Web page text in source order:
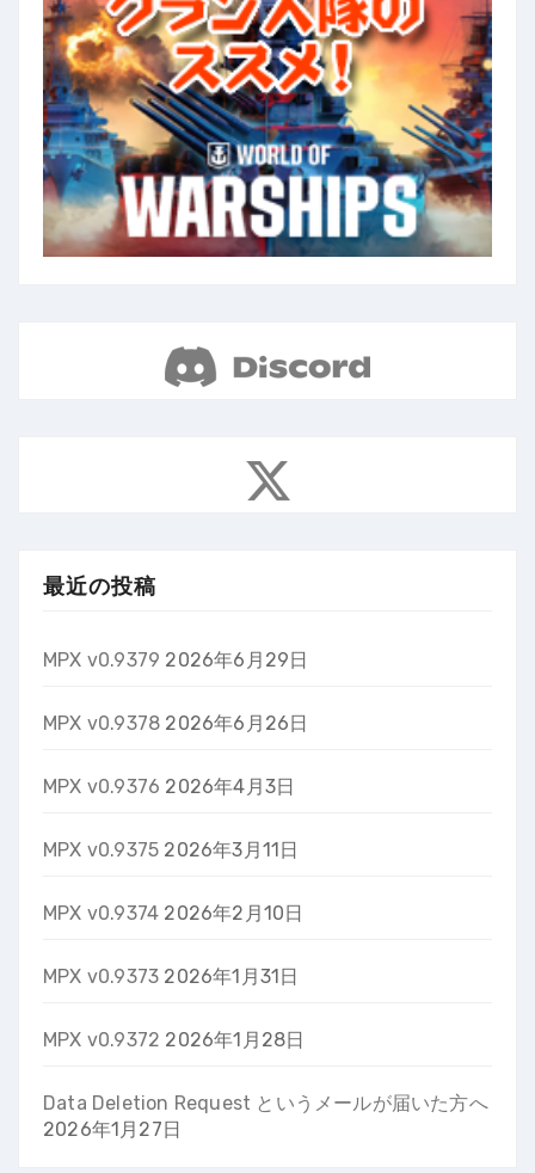
最近の投稿
MPX v0.9379 2026年6月29日
MPX v0.9378 2026年6月26日
MPX v0.9376 2026年4月3日
MPX v0.9375 2026年3月11日
MPX v0.9374 2026年2月10日
MPX v0.9373 2026年1月31日
MPX v0.9372 2026年1月28日
Data Deletion Request というメールが届いた方へ
2026年1月27日